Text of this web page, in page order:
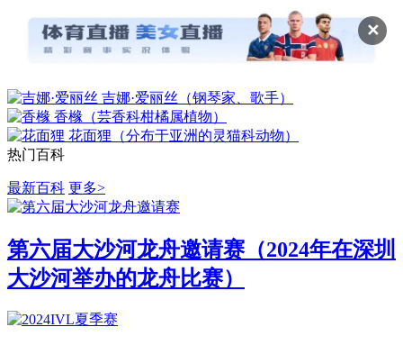
✕
吉娜·爱丽丝（钢琴家、歌手）
香橼（芸香科柑橘属植物）
花面狸（分布于亚洲的灵猫科动物）
热门百科
最新百科 更多>
第六届大沙河龙舟邀请赛（2024年在深圳
大沙河举办的龙舟比赛）